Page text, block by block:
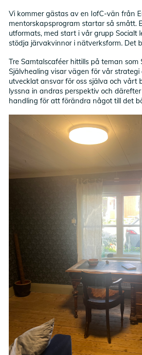
Vi kommer gästas av en IofC-vän från
mentorskapsprogram startar så smått.
utformats, med start i vår grupp Socialt
stödja järvakvinnor i nätverksform. Det
Tre Samtalscaféer hittills på teman som
Självhealing visar vägen för vår
utvecklat ansvar för oss själva och vårt
lyssna in andras perspektiv och
handling för att förändra något till det